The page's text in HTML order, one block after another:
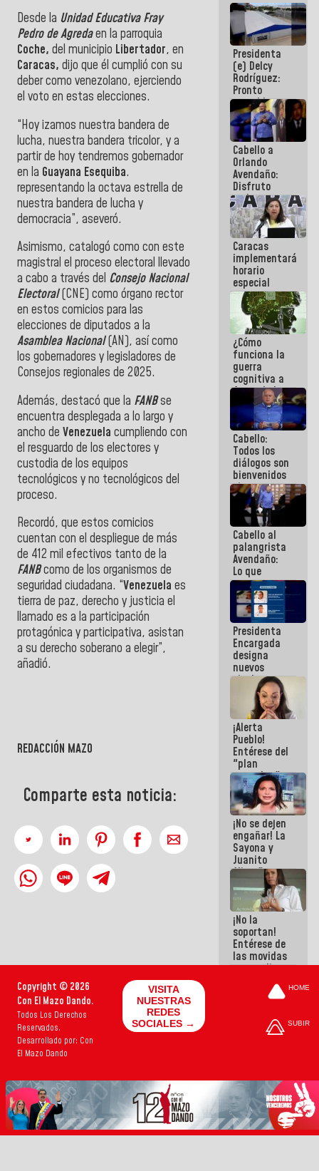
Desde la Unidad Educativa Fray
Pedro de Agredaen la parroquia
Coche, del municipio Libertador, en
Caracas, dijo que él cumplió con su
deber como venezolano, ejerciendo
el voto en estas elecciones.
“Hoy izamos nuestra bandera de
lucha, nuestra bandera tricolor, y a
partir de hoy tendremos gobernador
en la Guayana Esequiba.
representando la octava estrella de
nuestra bandera de lucha y
democracia”, aseveró.
Asimismo, catalogó como con este
magistral el proceso electoral llevado
a cabo a través del Consejo Nacional
Electoral(CNE) como órgano rector
en estos comicios para las
elecciones de diputados a la
Asamblea Nacional(AN), así como
los gobernadores y legisladores de
Consejos regionales de 2025.
Además, destacó que la FANBse
encuentra desplegada a lo largo y
ancho de Venezuela cumpliendo con
el resguardo de los electores y
custodia de los equipos
tecnológicos y no tecnológicos del
proceso.
Recordó, que estos comicios
cuentan con el despliegue de más
de 412 mil efectivos tanto de la
FANBcomo de los organismos de
seguridad ciudadana. “Venezuela es
tierra de paz, derecho y justicia el
llamado es a la participación
protagónica y participativa, asistan
a su derecho soberano a elegir”,
añadió.
REDACCIÓN MAZO
Comparte esta noticia:
Presidenta
(e) Delcy
Rodríguez:
Pronto
restableceremos
las
operaciones
en el
Aeropuerto
Internacional
de
Maiquetía
Cabello a
Orlando
Avendaño:
Disfruto
cada vez
que escribes
porque lo
que haces
es
embarrarla
Caracas
implementará
horario
especial
para
adaptarse
al plan de
ahorro
energético
¿Cómo
funciona la
guerra
cognitiva a
favor de la
narrativa
hegemónica?
(1)
Cabello:
Todos los
diálogos son
bienvenidos
siempre que
estén en el
marco de la
Constitución
de la
República
Cabello al
palangrista
Avendaño:
Lo que
vayas a
escribir
hazlo hoy
por que no
sabemos si
la semana
que viene
hay
programa
Presidenta
Encargada
designa
nuevos
titulares en
Viceministerio
de Energía
Eléctrica y
CORPOELEC
¡Alerta
Pueblo!
Entérese del
"plan
enjambre"
de La Sayo
para
sabotear el
diálogo y
promover el
caos
¡No se dejen
engañar! La
Sayona y
Juanito
Alimaña son
harina del
mismo
costal
¡No la
soportan!
Entérese de
las movidas
que realizan
cómplices
sacudírsela
Copyright © 2026
Con El Mazo Dando.
Todos Los Derechos
Reservados.
Desarrollado por: Con
El Mazo Dando
VISITA
NUESTRAS
REDES
SOCIALES →
HOME
SUBIR